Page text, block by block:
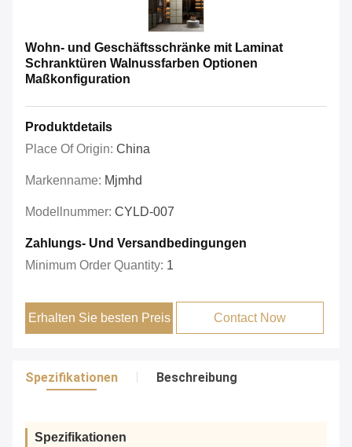
Wohn- und Geschäftsschränke mit Laminat
Schranktüren Walnussfarben Optionen
Maßkonfiguration
Produktdetails
Place Of Origin: China
Markenname: Mjmhd
Modellnummer: CYLD-007
Zahlungs- Und Versandbedingungen
Minimum Order Quantity: 1
Erhalten Sie besten Preis Contact Now
Spezifikationen Beschreibung
Spezifikationen